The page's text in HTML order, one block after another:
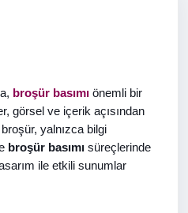
broşür basımı önemli bir
görsel ve içerik açısından
yalnızca bilgi
broşür basımı süreçlerinde
ile etkili sunumlar